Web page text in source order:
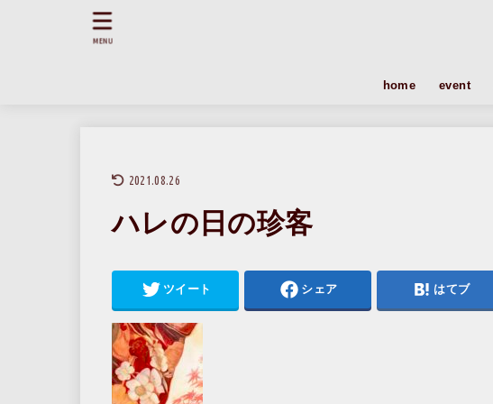
home event
MENU
2021.08.26
ハレの日の珍客
ツイート シェア はてブ